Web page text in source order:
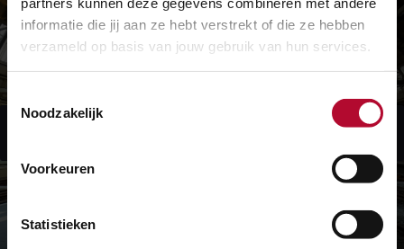
informatie die jij aan ze hebt verstrekt of die ze hebben
verzameld op basis van jouw gebruik van hun services.
Toestemmingsselectie
Noodzakelijk
Voorkeuren
Statistieken
Geef toestemming voor voorkeuren om deze